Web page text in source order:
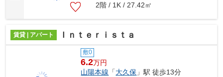
2階 / 1K / 27.42㎡
賃貸 | アパート Ｉｎｔｅｒｉｓｔａ
敷0
6.2万円
山陽本線 「大久保 」駅 徒歩13分